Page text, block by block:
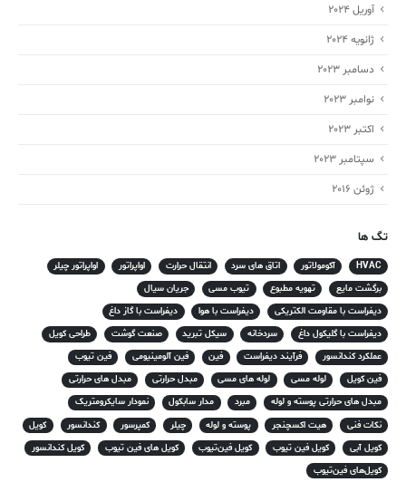
آوریل 2024
ژانویه 2024
دسامبر 2023
نوامبر 2023
اکتبر 2023
سپتامبر 2023
ژوئن 2016
تگ ها
HVAC آکومولاتور اتاق های سرد انتقال حرارت اواپراتور
اواپراتور چیلر
برگشت مایع
تهویه مطبوع تیوب مسی
جریان سیال
دیفراست با مقاومت الکتریکی
دیفراست با هوا
دیفراست با گاز داغ
دیفراست با گلیکول داغ
سردخانه سیکل تبرید صنعت گوشت
طراحی کویل
عملکرد کندانسور
فرآیند دیفراست فین فین آلومینیومی
فین تیوب
فین کویل
لوله مسی لوله های مسی مبدل حرارتی
مبدل های حرارتی
مبدل های حرارتی پوسته و لوله
مبرد مدار سابکول
نمودار سایکرومتریک
نکات فنی
هیت اکسچنجر پوسته و لوله چیلر کمپرسور کندانسور
کویل
کویل آبی
کویل فین تیوب کویل فین‌تیوب کویل های فین تیوب
کویل کندانسور
کویل‌های فین‌تیوب